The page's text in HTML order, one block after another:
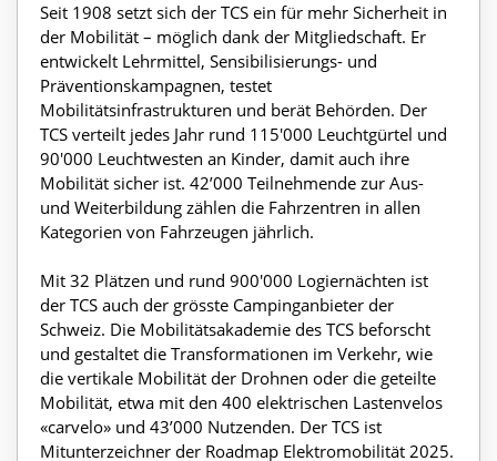
Seit 1908 setzt sich der TCS ein für mehr Sicherheit in
der Mobilität – möglich dank der Mitgliedschaft. Er
entwickelt Lehrmittel, Sensibilisierungs- und
Präventionskampagnen, testet
Mobilitätsinfrastrukturen und berät Behörden. Der
TCS verteilt jedes Jahr rund 115'000 Leuchtgürtel und
90'000 Leuchtwesten an Kinder, damit auch ihre
Mobilität sicher ist. 42’000 Teilnehmende zur Aus-
und Weiterbildung zählen die Fahrzentren in allen
Kategorien von Fahrzeugen jährlich.
Mit 32 Plätzen und rund 900'000 Logiernächten ist
der TCS auch der grösste Campinganbieter der
Schweiz. Die Mobilitätsakademie des TCS beforscht
und gestaltet die Transformationen im Verkehr, wie
die vertikale Mobilität der Drohnen oder die geteilte
Mobilität, etwa mit den 400 elektrischen Lastenvelos
«carvelo» und 43’000 Nutzenden. Der TCS ist
Mitunterzeichner der Roadmap Elektromobilität 2025.